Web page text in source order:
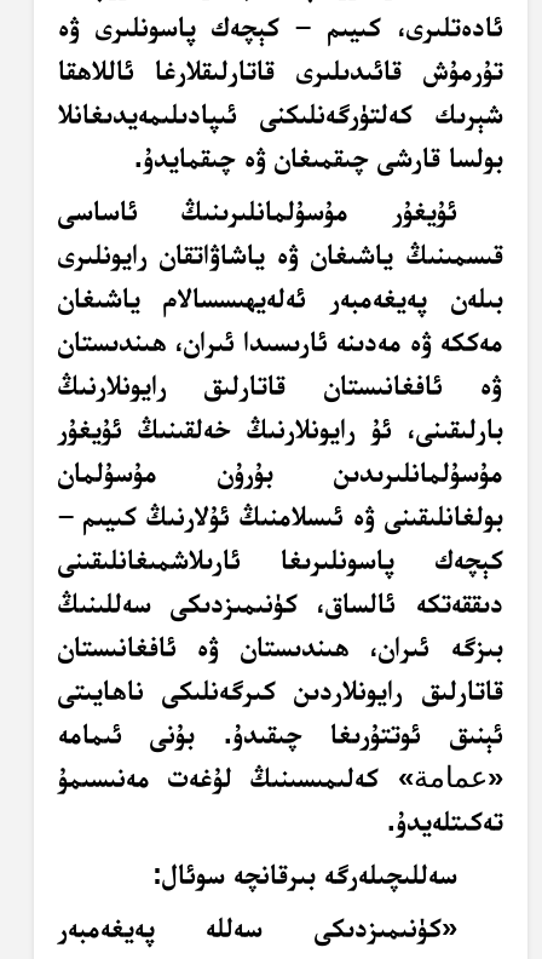
ئادەتلىرى، كىيىم – كېچەك پاسونلىرى ۋە
تۇرمۇش قائىدىلىرى قاتارلىقلارغا ئاللاھقا
شېرىك كەلتۈرگەنلىكنى ئىپادىلىمەيدىغانلا
بولسا قارشى چىقمىغان ۋە چىقمايدۇ.
ئۇيغۇر مۇسۇلمانلىرىنىڭ ئاساسى
قىسمىنىڭ ياشىغان ۋە ياشاۋاتقان رايونلىرى
بىلەن پەيغەمبەر ئەلەيھىسسالام ياشىغان
مەككە ۋە مەدىنە ئارىسىدا ئىران، ھىندىستان
ۋە ئافغانىستان قاتارلىق رايونلارنىڭ
بارلىقىنى، ئۇ رايونلارنىڭ خەلقىنىڭ ئۇيغۇر
مۇسۇلمانلىرىدىن بۇرۇن مۇسۇلمان
بولغانلىقىنى ۋە ئىسلامنىڭ ئۇلارنىڭ كىيىم –
كېچەك پاسونلىرىغا ئارىلاشمىغانلىقىنى
دىققەتكە ئالساق، كۈنىمىزدىكى سەللىنىڭ
بىزگە ئىران، ھىندىستان ۋە ئافغانىستان
قاتارلىق رايونلاردىن كىرگەنلىكى ناھايىتى
ئېنىق ئوتتۇرىغا چىقىدۇ. بۇنى ئىمامە
«عمامة» كەلىمىسىنىڭ لۇغەت مەنىسىمۇ
تەكىتلەيدۇ.
سەللىچىلەرگە بىرقانچە سوئال:
«كۈنىمىزدىكى سەللە پەيغەمبەر